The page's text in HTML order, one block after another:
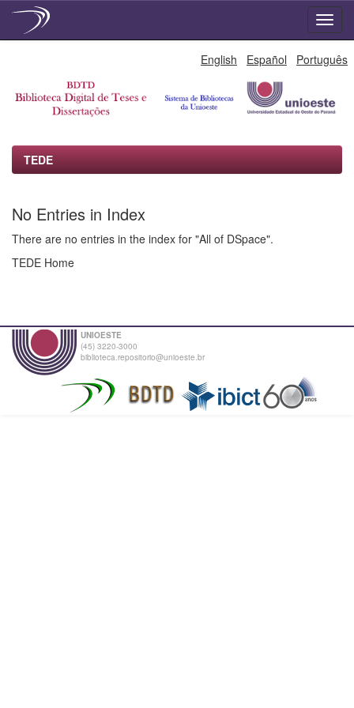
English Español Português
TEDE
No Entries in Index
There are no entries in the index for "All of DSpace".
TEDE Home
UNIOESTE
(45) 3220-3000
biblioteca.repositorio@unioeste.br